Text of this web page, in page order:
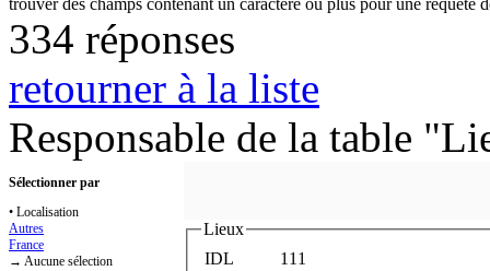
334 réponses
retourner à la liste
Responsable de la table
Sélectionner par
• Localisation
Autres
France
→ Aucune sélection
Lieux
IDL
111